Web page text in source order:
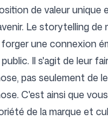
de valeur unique
Le storytelling de
une connexion
Il s'agit de leur
pas seulement de
C'est ainsi que
de la marque et